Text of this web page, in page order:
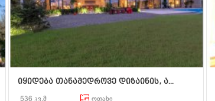
იყიდება თანამედროვე დიზაინის, ა...
536 კვ.მ ოთახი